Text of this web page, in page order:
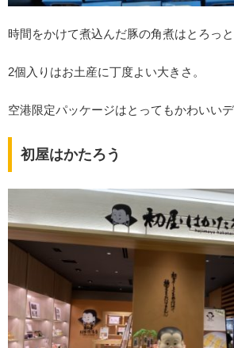
時間をかけて煮込んだ豚の角煮はとろっと
2個入りはお土産に丁度よい大きさ。
空港限定パッケージはとってもかわいいデ
初屋はかたろう